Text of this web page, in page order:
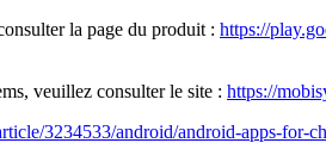
la page du produit : https://
veuillez consulter le site : https://
3234533/android/android-apps-for-